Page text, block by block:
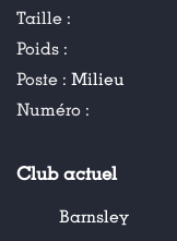
Taille :
Poids :
Poste : Milieu
Numéro :
Club actuel
Barnsley